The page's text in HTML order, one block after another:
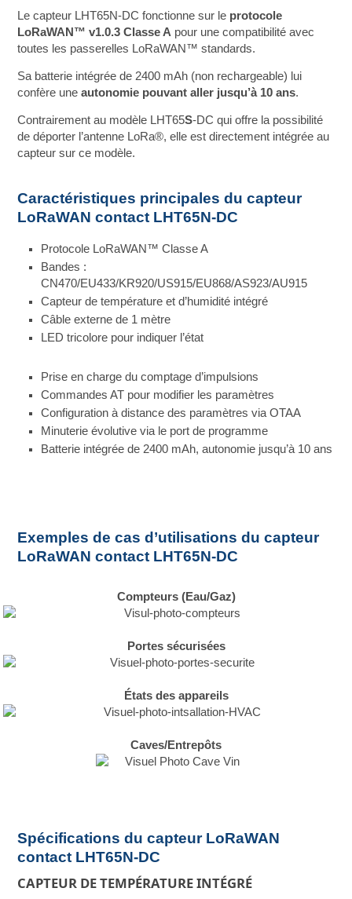
Le capteur LHT65N-DC fonctionne sur le protocole
LoRaWAN™ v1.0.3 Classe A pour une compatibilité avec
toutes les passerelles LoRaWAN™ standards.
Sa batterie intégrée de 2400 mAh (non rechargeable) lui
confère uneautonomie pouvant aller jusqu’à 10 ans.
Contrairement au modèle LHT65S-DC qui offre la possibilité
de déporter l’antenne LoRa®, elle est directement intégrée au
capteur sur ce modèle.
Caractéristiques principales du capteur
LoRaWAN contact LHT65N-DC
Protocole LoRaWAN™ Classe A
Bandes :
CN470/EU433/KR920/US915/EU868/AS923/AU915
Capteur de température et d’humidité intégré
Câble externe de 1 mètre
LED tricolore pour indiquer l’état
Prise en charge du comptage d’impulsions
Commandes AT pour modifier les paramètres
Configuration à distance des paramètres via OTAA
Minuterie évolutive via le port de programme
Batterie intégrée de 2400 mAh, autonomie jusqu’à 10 ans
Exemples de cas d’utilisations du capteur
LoRaWAN contact LHT65N-DC
Compteurs (Eau/Gaz)
Portes sécurisées
États des appareils
Caves/Entrepôts
Spécifications du capteur LoRaWAN
contact LHT65N-DC
CAPTEUR DE TEMPÉRATURE INTÉGRÉ